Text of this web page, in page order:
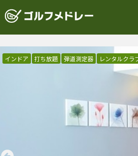
インドア 打ち放題 弾道測定器 レンタルクラ